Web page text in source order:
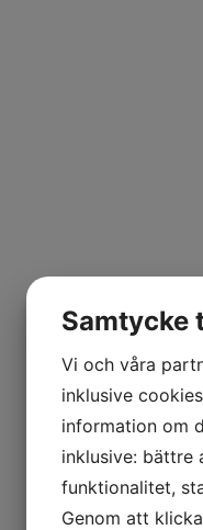
VÅR PRODUKTION
Samtycke
Vi och våra
inklusive
information om
inklusive: bättre
funktionalitet,
Genom att